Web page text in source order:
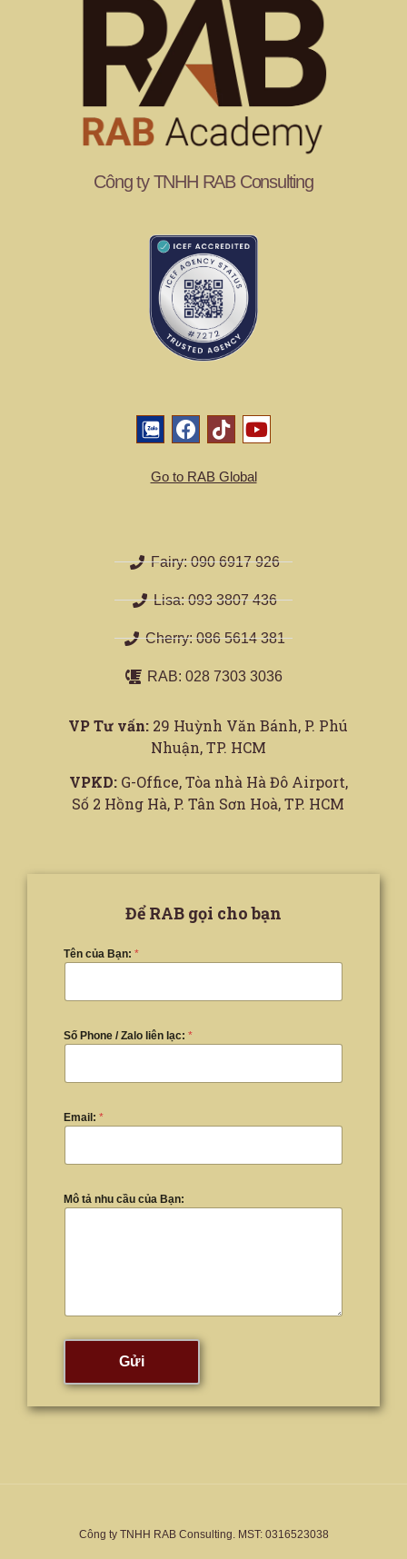
Công ty TNHH RAB Consulting
Go to RAB Global
Fairy: 090 6917 926
Lisa: 093 3807 436
Cherry: 086 5614 381
RAB: 028 7303 3036
VP Tư vấn: 29 Huỳnh Văn Bánh, P. Phú
Nhuận, TP. HCM
VPKD:G-Office, Tòa nhà Hà Đô Airport,
Số 2 Hồng Hà, P. Tân Sơn Hoà, TP. HCM
Để RAB gọi cho bạn
Tên của Bạn: *
Số Phone / Zalo liên lạc: *
Email: *
Mô tả nhu cầu của Bạn:
Gửi
Công ty TNHH RAB Consulting. MST: 0316523038